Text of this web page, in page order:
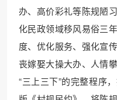
办、高价彩礼等陈规陋
化民政领域移风易俗三
度、优化服务、强化宣
丧嫁娶大操大办、人情
“三上三下”的完整程序